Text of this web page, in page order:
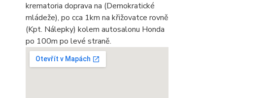
krematoria doprava na (Demokratické
mládeže), po cca 1km na křižovatce rovně
(Kpt. Nálepky) kolem autosalonu Honda
po 100m po levé straně.